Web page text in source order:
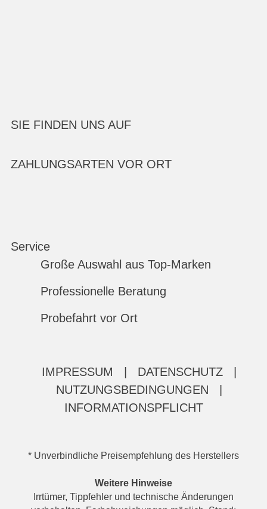
SIE FINDEN UNS AUF
ZAHLUNGSARTEN VOR ORT
Service
Große Auswahl aus Top-Marken
Professionelle Beratung
Probefahrt vor Ort
IMPRESSUM DATENSCHUTZ
NUTZUNGSBEDINGUNGEN
INFORMATIONSPFLICHT
* Unverbindliche Preisempfehlung des Herstellers
Weitere Hinweise
Irrtümer, Tippfehler und technische Änderungen